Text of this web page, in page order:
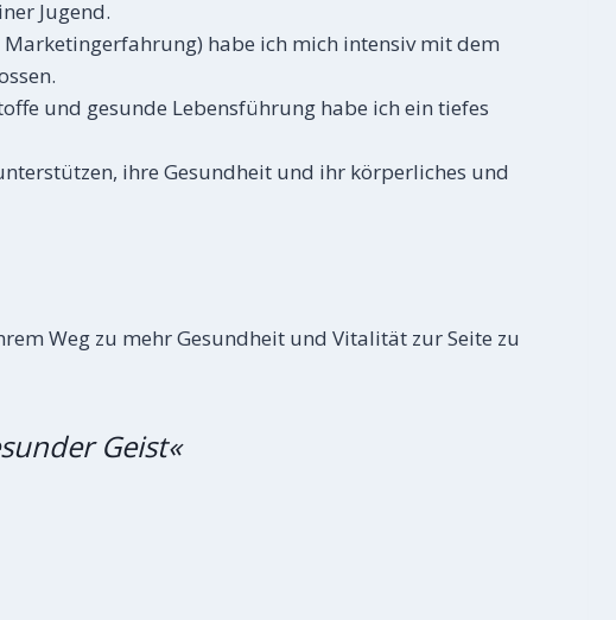
Jugend.
habe ich mich intensiv mit dem
und gesunde Lebensführung habe ich ein tiefes
ihre Gesundheit und ihr körperliches und
Weg zu mehr Gesundheit und Vitalität zur Seite zu
Geist«